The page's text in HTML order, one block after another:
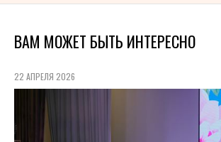
ВАМ МОЖЕТ БЫТЬ ИНТЕРЕСНО
22 АПРЕЛЯ 2026